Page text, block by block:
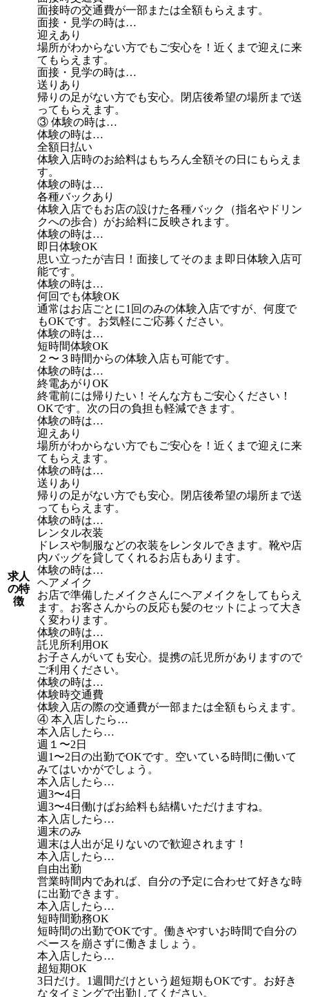
求人
の特
徴
面接時の交通費が一部または全額もらえます。
面接・見学の時は…
迎えあり
場所がわからない方でもご安心を！近くまで迎えに来
てもらえます。
面接・見学の時は…
送りあり
帰りの足がない方でも安心。閉店後希望の場所まで送
ってもらえます。
③ 体験の時は…
体験の時は…
全額日払い
体験入店時のお給料はもちろん全額その日にもらえま
す。
体験の時は…
各種バックあり
体験入店でもお店の設けた各種バック（指名やドリン
クへの歩合）がお給料に反映されます。
体験の時は…
即日体験OK
思い立ったが吉日！面接してそのまま即日体験入店可
能です。
体験の時は…
何回でも体験OK
通常はお店ごとに1回のみの体験入店ですが、何度で
もOKです。お気軽にご応募ください。
体験の時は…
短時間体験OK
２〜３時間からの体験入店も可能です。
体験の時は…
終電あがりOK
終電前には帰りたい！そんな方もご安心ください！
OKです。次の日の負担も軽減できます。
体験の時は…
迎えあり
場所がわからない方でもご安心を！近くまで迎えに来
てもらえます。
体験の時は…
送りあり
帰りの足がない方でも安心。閉店後希望の場所まで送
ってもらえます。
体験の時は…
レンタル衣装
ドレスや制服などの衣装をレンタルできます。靴や店
内バッグを貸してくれるお店もあります。
体験の時は…
ヘアメイク
お店で準備したメイクさんにヘアメイクをしてもらえ
ます。お客さんからの反応も髪のセットによって大き
く変わります。
体験の時は…
託児所利用OK
お子さんがいても安心。提携の託児所がありますので
ご利用ください。
体験の時は…
体験時交通費
体験入店の際の交通費が一部または全額もらえます。
④ 本入店したら…
本入店したら…
週１〜2日
週1〜2日の出勤でOKです。空いている時間に働いて
みてはいかがでしょう。
本入店したら…
週3〜4日
週3〜4日働けばお給料も結構いただけますね。
本入店したら…
週末のみ
週末は人出が足りないので歓迎されます！
本入店したら…
自由出勤
営業時間内であれば、自分の予定に合わせて好きな時
に出勤できます。
本入店したら…
短時間勤務OK
短時間の出勤でOKです。働きやすいお時間で自分の
ペースを崩さずに働きましょう。
本入店したら…
超短期OK
3日だけ。1週間だけという超短期もOKです。お好き
なタイミングで出勤してください。